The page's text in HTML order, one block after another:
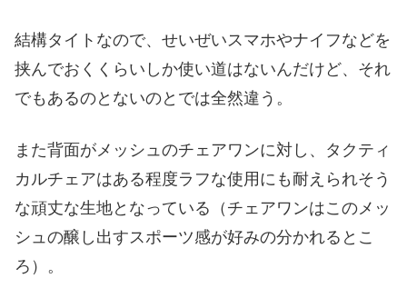
結構タイトなので、せいぜいスマホやナイフなどを
挟んでおくくらいしか使い道はないんだけど、それ
でもあるのとないのとでは全然違う。
また背面がメッシュのチェアワンに対し、タクティ
カルチェアはある程度ラフな使用にも耐えられそう
な頑丈な生地となっている（チェアワンはこのメッ
シュの醸し出すスポーツ感が好みの分かれるとこ
ろ）。